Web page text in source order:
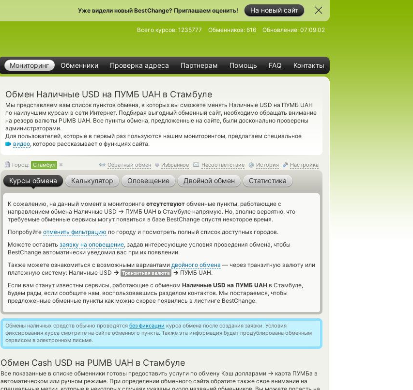
На новый сайт
Уже видели новый BestChange? Приглашаем оценить!
Мониторинг Обменники Проверка адреса Партнерам Помощь FAQ Контакты
Всего курсов: 1235777 Обменников: 616 Обновление: 07:09:02
Обмен Наличные USD на ПУМБ UAH в Стамбуле
Мы представляем вам список пунктов обмена, в которых вы сможете менять Наличные USD на ПУМБ UAH
по наилучшим курсам в сети Интернет. Подбирая выгодный обменный сайт, необходимо обращать внимание
на резерв валюты PUMB UAH. Все пункты обмена, предложенные на сайте, были досконально проверены
администраторами.
Для пользователей, которые в первый раз пользуются нашим мониторингом, предлагаем специальное
видео, которое рассказывает о функциях сайта.
Обратный обмен Избранное Несоответствие История Настройка
Город: Стамбул
Курсы обмена Калькулятор Оповещение Двойной обмен Статистика
К сожалению, на данный момент в мониторинге отсутствуют обменные пункты, работающие с
направлением обмена Наличные USD → ПУМБ UAH в Стамбуле напрямую. Но, вполне вероятно, что
требуемые обменные сервисы могут появиться в базе BestChange спустя некоторое время.
Попробуйте отменить фильтрацию по городу и посмотреть полный список доступных городов.
Можете оставить заявку на оповещение, задав интересующие условия проведения обмена, чтобы
BestChange автоматически уведомил вас при их появлении.
Также можете ознакомиться с возможными вариантами двойного обмена — через транзитную валюту или
платежную систему: Наличные USD → Транзитная валюта → ПУМБ UAH.
Если вам станут известны сервисы, работающие с обменом Наличные USD на ПУМБ UAH в Стамбуле,
будем рады, если сообщите нам, воспользовавшись разделом контактов. Мы постараемся, чтобы
предложенные обменные пункты как можно скорее появились в листинге BestChange.
Обмены наличных средств обычно проводятся без фиксации курса обмена после создания заявки. Условия
фиксирования курса смотрите на сайте обменного пункта. Также эта информация будет продублирована обменным
сервисом в электронном письме.
Обмен Cash USD на PUMB UAH в Стамбуле
Все показанные в списке обменники готовы предоставить услуги по обмену Кэш долларами → карта ПУМБа в
автоматическом или ручном режиме. При определении обменного сайта обратите также свое внимание на